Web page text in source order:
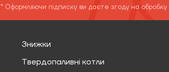
* Оформляючи підписку ви даєте згоду на обробку
Знижки
Твердопаливні котли